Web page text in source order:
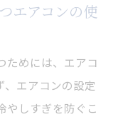
エアコンの使
ためには、エアコ
、エアコンの設定
やしすぎを防ぐこ